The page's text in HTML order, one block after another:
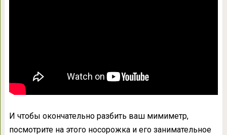
И чтобы окончательно разбить ваш мимиметр,
посмотрите на этого носорожка и его занимательное